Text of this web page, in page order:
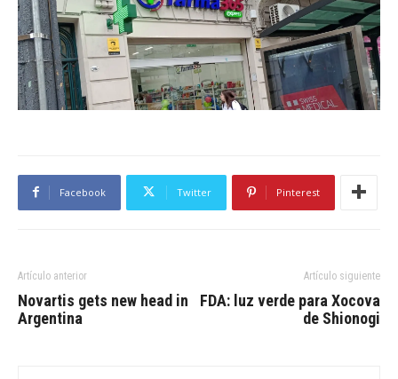
Facebook Twitter Pinterest
Artículo anterior
Novartis gets new head in
Argentina
Artículo siguiente
FDA: luz verde para Xocova
de Shionogi